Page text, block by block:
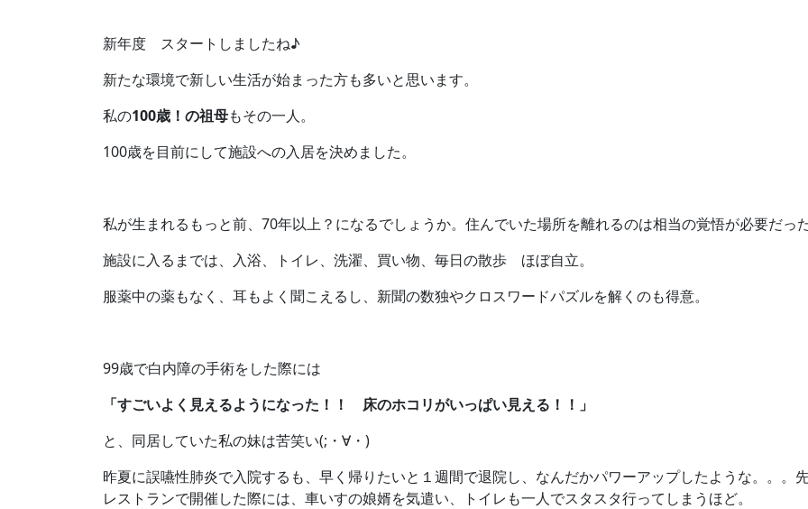
新年度 スタートしましたね♪
新たな環境で新しい生活が始まった方も多いと思います。
私の100歳！の祖母もその一人。
100歳を目前にして施設への入居を決めました。
私が生まれるもっと前、70年以上？になるでしょうか。住んでいた場所を離れるのは相当の覚悟が必要だっ
施設に入るまでは、入浴、トイレ、洗濯、買い物、毎日の散歩 ほぼ自立。
服薬中の薬もなく、耳もよく聞こえるし、新聞の数独やクロスワードパズルを解くのも得意。
99歳で白内障の手術をした際には
「すごいよく見えるようになった！！ 床のホコリがいっぱい見える！！」
と、同居していた私の妹は苦笑い(;・∀・)
昨夏に誤嚥性肺炎で入院するも、早く帰りたいと１週間で退院し、なんだかパワーアップしたような。。。
レストランで開催した際には、車いすの娘婿を気遣い、トイレも一人でスタスタ行ってしまうほど。